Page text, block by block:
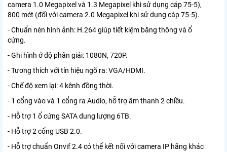
camera 1.0 Megapixel và 1.3 Megapixel khi sử dụng cáp 75-5),
800 mét (đối với camera 2.0 Megapixel khi sử dụng cáp 75-5).
- Chuẩn nén hình ảnh: H.264 giúp tiết kiệm băng thông và ổ
cứng.
- Ghi hình ở độ phân giải: 1080N, 720P.
- Tương thích với tín hiệu ngõ ra: VGA/HDMI.
- Chế độ xem lại: 4 kênh đồng thời.
- 1 cổng vào và 1 cổng ra Audio, hỗ trợ âm thanh 2 chiều.
- Hỗ trợ 1 ổ cứng SATA dung lượng 6TB.
- Hỗ trợ 2 cổng USB 2.0.
- Hỗ trợ chuẩn Onvif 2.4 có thể kết nối với camera IP hãng khác